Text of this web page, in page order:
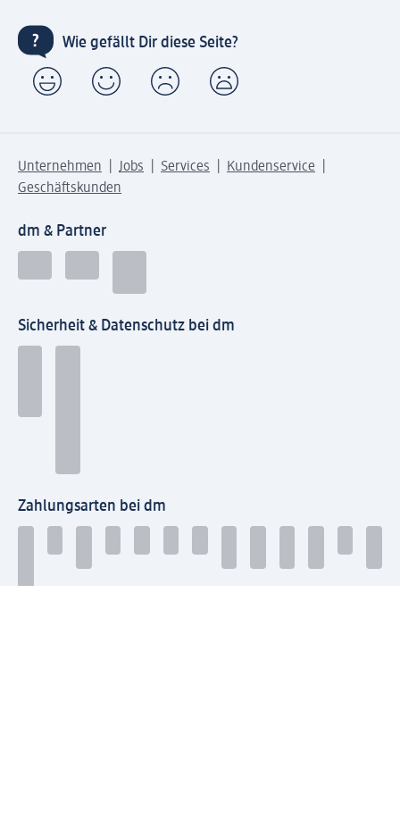
Wie gefällt Dir diese Seite?
Unternehmen Jobs Services
Kundenservice
Geschäftskunden
dm & Partner
Sicherheit & Datenschutz bei dm
Zahlungsarten bei dm